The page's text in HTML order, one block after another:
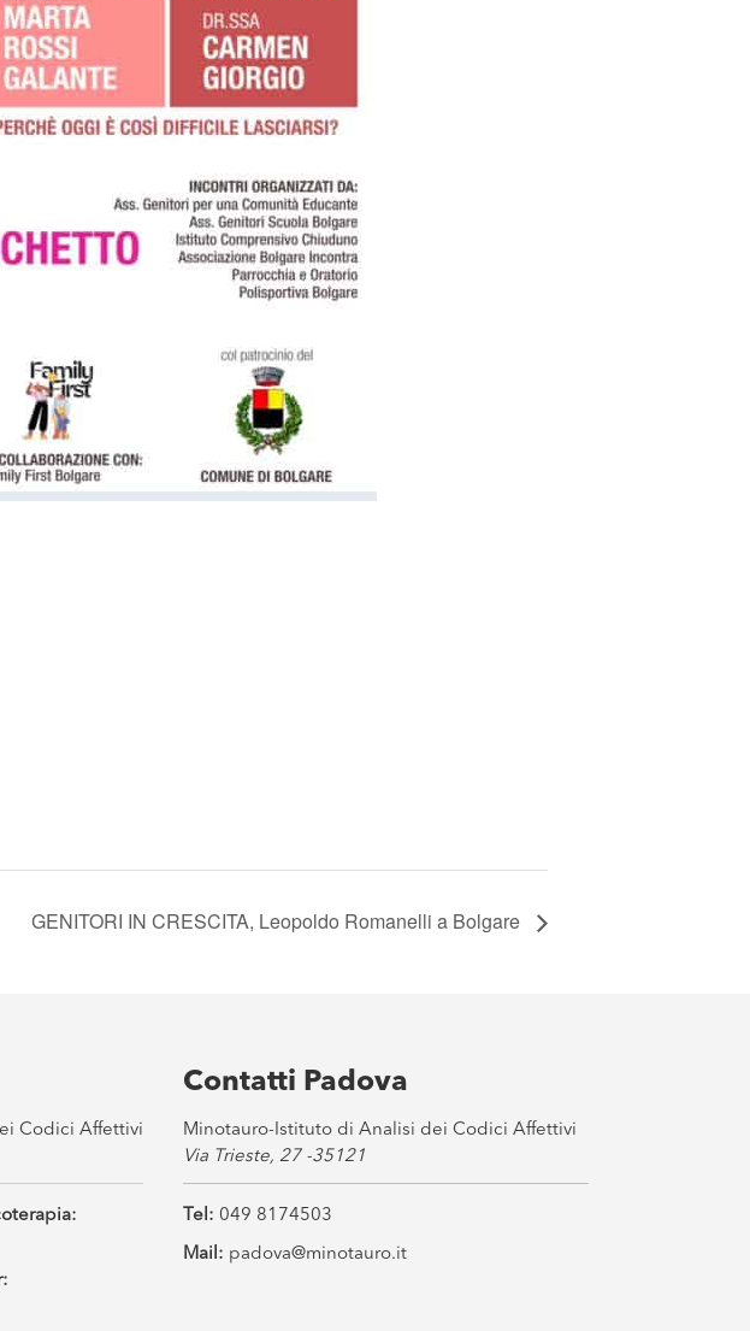
GENITORI IN CRESCITA, Leopoldo Romanelli a Bolgare
Codici Affettivi
Contatti Padova
Minotauro-Istituto di Analisi dei Codici Affettivi
Via Trieste, 27 -35121
Tel: 049 8174503
Mail: padova@minotauro.it